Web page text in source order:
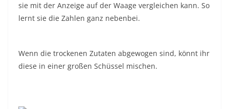
sie mit der Anzeige auf der Waage vergleichen kann. So
lernt sie die Zahlen ganz nebenbei.
Wenn die trockenen Zutaten abgewogen sind, könnt ihr
diese in einer großen Schüssel mischen.